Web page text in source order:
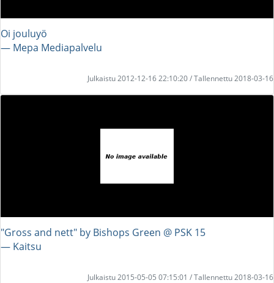
Oi jouluyö
― Mepa Mediapalvelu
Julkaistu 2012-12-16 22:10:20 / Tallennettu 2018-03-16
"Gross and nett" by Bishops Green @ PSK 15
― Kaitsu
Julkaistu 2015-05-05 07:15:01 / Tallennettu 2018-03-16